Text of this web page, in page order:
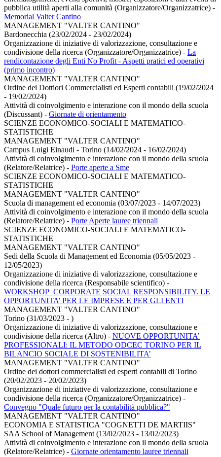
pubblica utilità aperti alla comunità (Organizzatore/Organizzatrice) -
Memorial Valter Cantino
MANAGEMENT "VALTER CANTINO"
Bardonecchia (23/02/2024 - 23/02/2024)
Organizzazione di iniziative di valorizzazione, consultazione e
condivisione della ricerca (Organizzatore/Organizzatrice) - La
rendicontazione degli Enti No Profit - Aspetti pratici ed operativi
(primo incontro)
MANAGEMENT "VALTER CANTINO"
Ordine dei Dottiori Commercialisti ed Esperti contabili (19/02/2024
- 19/02/2024)
Attività di coinvolgimento e interazione con il mondo della scuola
(Discussant) - Giornate di orientamento
SCIENZE ECONOMICO-SOCIALI E MATEMATICO-
STATISTICHE
MANAGEMENT "VALTER CANTINO"
Campus Luigi Einaudi - Torino (14/02/2024 - 16/02/2024)
Attività di coinvolgimento e interazione con il mondo della scuola
(Relatore/Relatrice) - Porte aperte a Sme
SCIENZE ECONOMICO-SOCIALI E MATEMATICO-
STATISTICHE
MANAGEMENT "VALTER CANTINO"
Scuola di management ed economia (03/07/2023 - 14/07/2023)
Attività di coinvolgimento e interazione con il mondo della scuola
(Relatore/Relatrice) - Porte Aperte lauree triennali
SCIENZE ECONOMICO-SOCIALI E MATEMATICO-
STATISTICHE
MANAGEMENT "VALTER CANTINO"
Sedi della Scuola di Management ed Economia (05/05/2023 -
12/05/2023)
Organizzazione di iniziative di valorizzazione, consultazione e
condivisione della ricerca (Responsabile scientifico) -
WORKSHOP_CORPORATE SOCIAL RESPONSIBILITY. LE
OPPORTUNITA’ PER LE IMPRESE E PER GLI ENTI
MANAGEMENT "VALTER CANTINO"
Torino (31/03/2023 - )
Organizzazione di iniziative di valorizzazione, consultazione e
condivisione della ricerca (Altro) - NUOVE OPPORTUNITA’
PROFESSIONALI: IL METODO ODCEC TORINO PER IL
BILANCIO SOCIALE DI SOSTENIBILITA’
MANAGEMENT "VALTER CANTINO"
Ordine dei dottori commercialisti ed esperti contabili di Torino
(20/02/2023 - 20/02/2023)
Organizzazione di iniziative di valorizzazione, consultazione e
condivisione della ricerca (Organizzatore/Organizzatrice) -
Convegno "Quale futuro per la contabilità pubblica?"
MANAGEMENT "VALTER CANTINO"
ECONOMIA E STATISTICA "COGNETTI DE MARTIIS"
SAA School of Management (13/02/2023 - 13/02/2023)
Attività di coinvolgimento e interazione con il mondo della scuola
(Relatore/Relatrice) - Giornate orientamento lauree triennali